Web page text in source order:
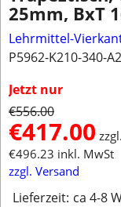
25mm, BxT
Lehrmittel-
P5962-K210-340-
Jetzt nur
€556.00
€417.00
€496.23 inkl. MwSt
zzgl. Versand
Lieferzeit: ca 4-8